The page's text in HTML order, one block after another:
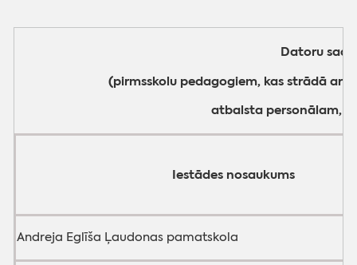
Datoru
(pirmsskolu pedagogiem, kas strādā ar
atbalsta personālam,
Iestādes nosaukums
Andreja Eglīša Ļaudonas pamatskola